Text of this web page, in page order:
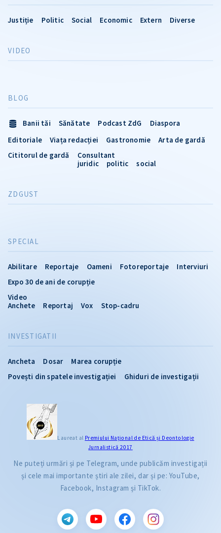
Justiție Politic Social Economic Extern Diverse
INVESTIGATII
Ancheta Dosar
Marea corupție
Povești din spatele investigației
Ghiduri de investigații
VIDEO
SPECIAL
Abilitare Reportaje Oameni Fotoreportaje
Interviuri
Expo 30 de ani de corupție
Video
Anchete
Reportaj Vox Stop-cadru
BLOG
Banii tăi Sănătate Podcast ZdG
Diaspora
Editoriale
Viața redacției Gastronomie
Arta de gardă
Cititorul de gardă
Consultant
juridic
politic social
ZDGUST
Laureat al Premiului Naţional de Etică și Deontologie
Jurnalistică 2017
Ne puteți urmări și pe Telegram, unde publicăm investigații
și cele mai importante știri ale zilei, dar și pe: YouTube,
Facebook, Instagram și TikTok.